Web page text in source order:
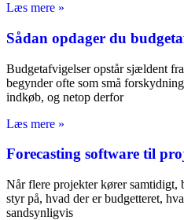
Læs mere »
Sådan opdager du
Budgetafvigelser opstår sjældent
begynder ofte som små
indkøb, og netop derfor
Læs mere »
Forecasting software til
Når flere projekter kører
styr på, hvad der er budgetteret,
sandsynligvis